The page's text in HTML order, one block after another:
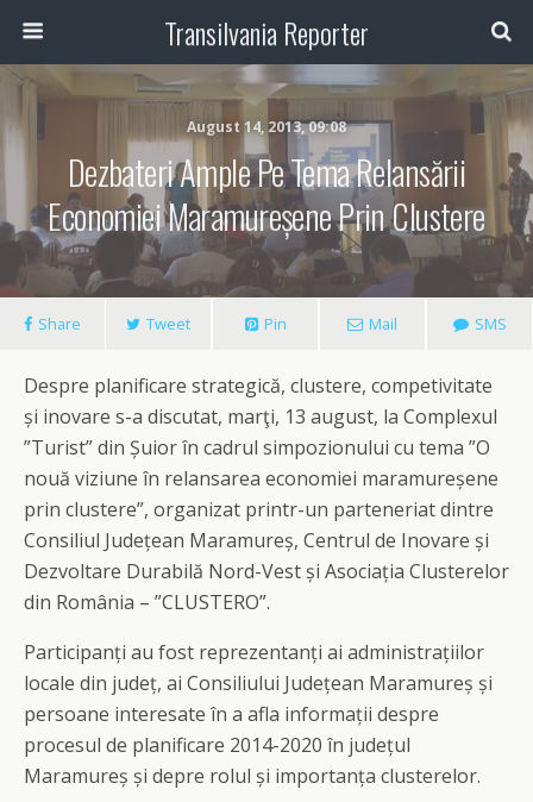
Transilvania Reporter
August 14, 2013, 09:08
Dezbateri Ample Pe Tema Relansării
Economiei Maramureșene Prin Clustere
Share Tweet Pin Mail SMS
Despre planificare strategică, clustere, competivitate
și inovare s-a discutat, marţi, 13 august, la Complexul
”Turist” din Șuior în cadrul simpozionului cu tema ”O
nouă viziune în relansarea economiei maramureșene
prin clustere”, organizat printr-un parteneriat dintre
Consiliul Județean Maramureș, Centrul de Inovare și
Dezvoltare Durabilă Nord-Vest și Asociația Clusterelor
din România – ”CLUSTERO”.
Participanți au fost reprezentanți ai administrațiilor
locale din județ, ai Consiliului Județean Maramureș și
persoane interesate în a afla informații despre
procesul de planificare 2014-2020 în județul
Maramureș și depre rolul și importanța clusterelor.